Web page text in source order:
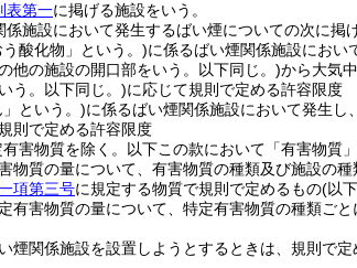
表第一に掲げる施設をいう。
施設において発生するばい煙についての次に掲
酸化物」という。)に係るばい煙関係施設におい
他の施設の開口部をいう。以下同じ。)から大気
う。以下同じ。)に応じて規則で定める許容限度
という。)に係るばい煙関係施設において発生
則で定める許容限度
害物質を除く。以下この款において「有害物質
物質の量について、有害物質の種類及び施設の
項第三号に規定する物質で規則で定めるもの(以
有害物質の量について、特定有害物質の種類ご
煙関係施設を設置しようとするときは、規則で